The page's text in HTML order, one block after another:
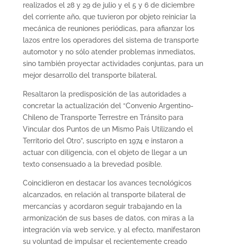
realizados el 28 y 29 de julio y el 5 y 6 de diciembre
del corriente año, que tuvieron por objeto reiniciar la
mecánica de reuniones periódicas, para afianzar los
lazos entre los operadores del sistema de transporte
automotor y no sólo atender problemas inmediatos,
sino también proyectar actividades conjuntas, para un
mejor desarrollo del transporte bilateral.
Resaltaron la predisposición de las autoridades a
concretar la actualización del “Convenio Argentino-
Chileno de Transporte Terrestre en Tránsito para
Vincular dos Puntos de un Mismo País Utilizando el
Territorio del Otro”, suscripto en 1974 e instaron a
actuar con diligencia, con el objeto de llegar a un
texto consensuado a la brevedad posible.
Coincidieron en destacar los avances tecnológicos
alcanzados, en relación al transporte bilateral de
mercancías y acordaron seguir trabajando en la
armonización de sus bases de datos, con miras a la
integración vía web service, y al efecto, manifestaron
su voluntad de impulsar el recientemente creado